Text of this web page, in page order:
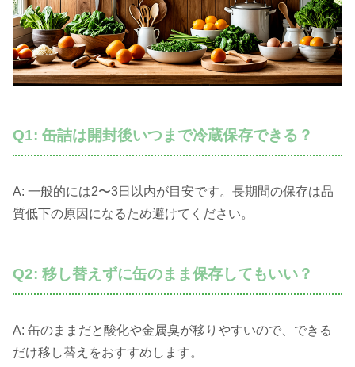
Q1: 缶詰は開封後いつまで冷蔵保存できる？
A: 一般的には2〜3日以内が目安です。長期間の保存は品
質低下の原因になるため避けてください。
Q2: 移し替えずに缶のまま保存してもいい？
A: 缶のままだと酸化や金属臭が移りやすいので、できる
だけ移し替えをおすすめします。